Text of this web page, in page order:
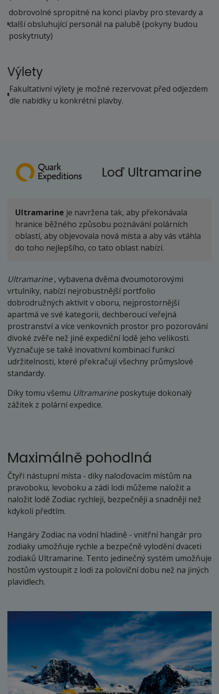
dobrovolné spropitné na konci plavby pro stevardy a
další obsluhující personál na palubě (pokyny budou
poskytnuty)
Výlety
Fakultativní výlety je možné rezervovat před odjezdem
dle nabídky u konkrétní plavby.
Loď Ultramarine
Ultramarine je navržena tak, aby překonávala
hranice běžného způsobu poznávání polárních
oblastí, aby objevovala nová místa a aby vás vtáhla
do toho nejlepšího, co tato oblast nabízí.
Ultramarine, vybavena dvěma dvoumotorovými
vrtulníky, nabízí nejrobustnější portfolio
dobrodružných aktivit v oboru, nejprostornější
apartmá ve své kategorii, dechberoucí veřejná
prostranství a více venkovních prostor pro pozorování
divoké zvěře než jiné expediční lodě jeho velikosti.
Vyznačuje se také inovativní kombinací funkcí
udržitelnosti, které překračují všechny průmyslové
standardy.
Díky tomu všemu Ultramarineposkytuje dokonalý
zážitek z polární expedice.
Maximálně pohodlná
Čtyři nástupní místa - díky naloďovacím místům na
pravoboku, levoboku a zádi lodi můžeme naložit a
naložit lodě Zodiac rychleji, bezpečněji a snadněji než
kdykoli předtím.
Hangáry Zodiac na vodní hladině - vnitřní hangár pro
zodiaky umožňuje rychle a bezpečně vylodění dvaceti
zodiaků Ultramarine. Tento jedinečný systém umožňuje
hostům vystoupit z lodi za poloviční dobu než na jiných
plavidlech.